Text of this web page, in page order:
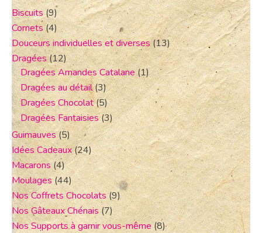
Biscuits(9)
Cornets(4)
Douceurs individuelles et diverses (13)
Dragées(12)
Dragées Amandes Catalane(1)
Dragées au détail(3)
Dragées Chocolat(5)
Dragées Fantaisies (3)
Guimauves (5)
Idées Cadeaux(24)
Macarons(4)
Moulages(44)
Nos Coffrets Chocolats (9)
Nos Gâteaux Chénais (7)
Nos Supports à garnir vous-même(8)